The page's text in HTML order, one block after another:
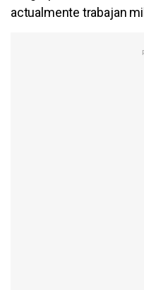
actualmente trabajan